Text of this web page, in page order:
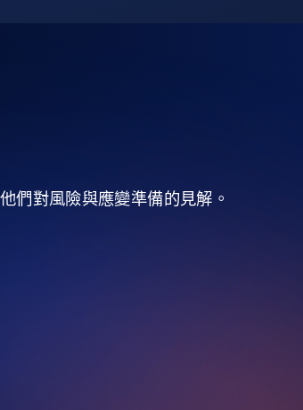
們對風險與應變準備的見解。